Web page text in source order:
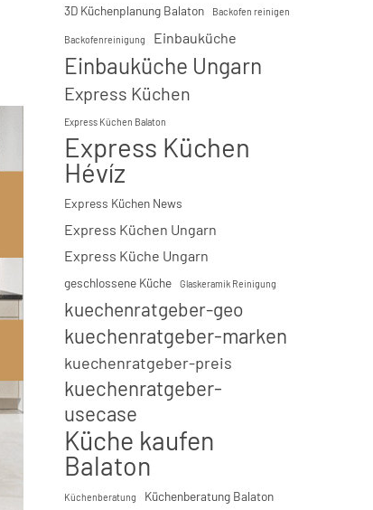
3D Küchenplanung Balaton Backofen reinigen
Backofenreinigung Einbauküche
Einbauküche Ungarn
Express Küchen
Express Küchen Balaton
Express Küchen
Hévíz
Express Küchen News
Express Küchen Ungarn
Express Küche Ungarn
geschlossene Küche Glaskeramik Reinigung
kuechenratgeber-geo
kuechenratgeber-marken
kuechenratgeber-preis
kuechenratgeber-
usecase
Küche kaufen
Balaton
Küchenberatung Küchenberatung Balaton